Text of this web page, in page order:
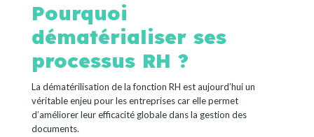
Pourquoi
dématérialiser ses
processus RH ?
La dématérilisation de la fonction RH est aujourd’hui un
véritable enjeu pour les entreprises car elle permet
d’améliorer leur efficacité globale dans la gestion des
documents.